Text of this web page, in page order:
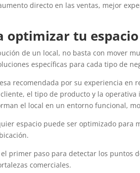
directo en las ventas, mejor
optimizar tu
de un local, no basta con mover
específicas para cada tipo de
recomendada por su experiencia en
el tipo de producto y la
el local en un entorno funcional,
espacio puede ser optimizado para
primer paso para detectar los puntos
comerciales.